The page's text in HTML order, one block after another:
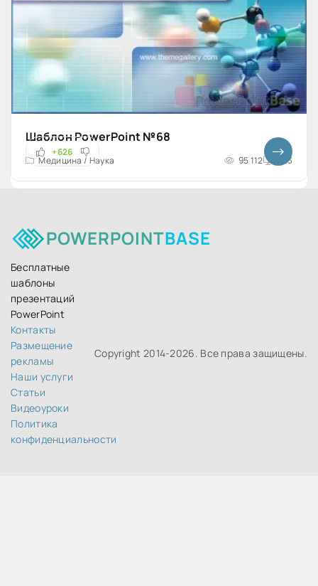
Шаблон PowerPoint №68
Медицина / Наука 95 112 4x3
+626
POWERPOINTBASE
Бесплатные
шаблоны
презентаций
PowerPoint
Контакты
Размещение
рекламы
Наши услуги
Статьи
идеоуроки
Политика
конфиденциальности
Copyright 2014-2026. Все права защищены.